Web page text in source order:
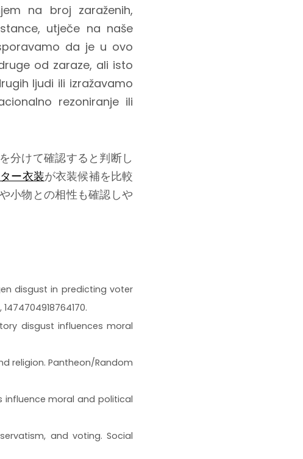
na broj zaraženih,
utječe na naše
da je u ovo
od zaraze, ali isto
ljudi ili izražavamo
rezoniranje ili
分けて確認すると判断し
ー衣装が衣装候補を比較
小物との相性も確認しや
disgust in predicting voter
disgust influences moral
religion. Pantheon/Random
influence moral and political
and voting. Social